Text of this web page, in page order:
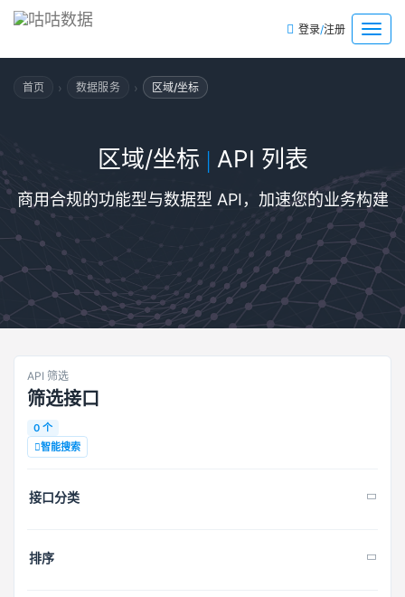
菜
单
登录/注册
首页 › 数据服务 › 区域/坐标
区域/坐标 | API 列表
商用合规的功能型与数据型 API，加速您的业务构建
API 筛选
筛选接口
0 个
智能搜索
接口分类
排序